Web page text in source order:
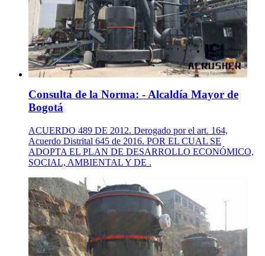
Consulta de la Norma: - Alcaldía Mayor de
Bogotá
ACUERDO 489 DE 2012. Derogado por el art. 164,
Acuerdo Distrital 645 de 2016. POR EL CUAL SE
ADOPTA EL PLAN DE DESARROLLO ECONÓMICO,
SOCIAL, AMBIENTAL Y DE .